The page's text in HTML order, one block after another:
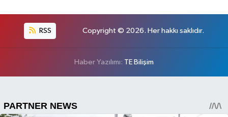
RSS Copyright © 2026. Her hakkı saklıdır.
Haber Yazılımı: TE Bilişim